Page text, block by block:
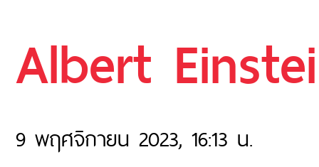
Albert
9 พฤศจิกายน 2023, 16:13 น.